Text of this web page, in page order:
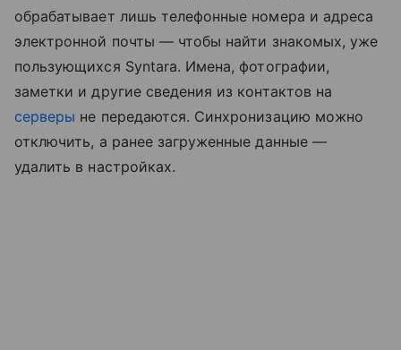
обрабатывает лишь телефонные номера и адреса
электронной почты — чтобы найти знакомых, уже
пользующихся Syntara. Имена, фотографии,
заметки и другие сведения из контактов на
серверы не передаются. Синхронизацию можно
отключить, а ранее загруженные данные —
удалить в настройках.